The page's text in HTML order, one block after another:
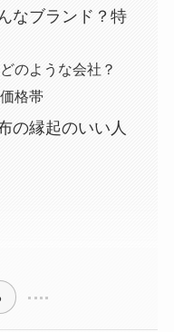
なブランド？特
のような会社？
格帯
の縁起のいい人